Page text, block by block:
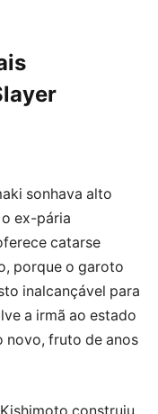
sonhava alto
ex-pária
catarse
porque o garoto
inalcançável para
a irmã ao estado
novo, fruto de anos